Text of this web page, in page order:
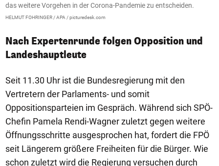
das weitere Vorgehen in der Corona-Pandemie zu entscheiden.
HELMUT FOHRINGER / APA / picturedesk.com
Nach Expertenrunde folgen Opposition und
Landeshauptleute
Seit 11.30 Uhr ist die Bundesregierung mit den
Vertretern der Parlaments- und somit
Oppositionsparteien im Gespräch. Während sich SPÖ-
Chefin Pamela Rendi-Wagner zuletzt gegen weitere
Öffnungsschritte ausgesprochen hat, fordert die FPÖ
seit Längerem größere Freiheiten für die Bürger. Wie
schon zuletzt wird die Regierung versuchen durch